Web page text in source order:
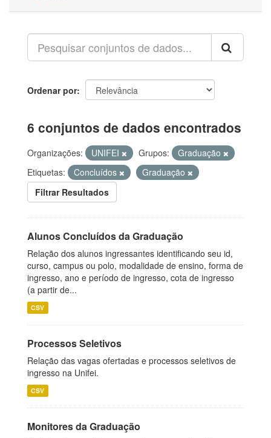
Ordenar por
6 conjuntos de dados encontrados
Organizações: UNIFEI Grupos:
Graduação
Etiquetas:
Concluídos
Graduação
Filtrar Resultados
Alunos Concluídos da Graduação
Relação dos alunos ingressantes identificando seu id,
curso, campus ou polo, modalidade de ensino, forma de
ingresso, ano e período de ingresso, cota de ingresso
(a partir de...
CSV
Processos Seletivos
Relação das vagas ofertadas e processos seletivos de
ingresso na Unifei.
CSV
Monitores da Graduação